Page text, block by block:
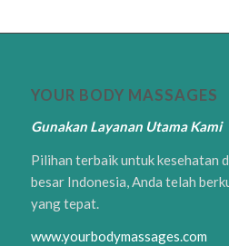
YOUR BODY MASSAGES
Gunakan Layanan Utama Kami
Pilihan terbaik untuk kesehatan
besar Indonesia, Anda telah
yang tepat.
www.yourbodymassages.com